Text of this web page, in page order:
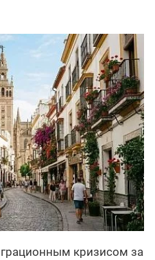
кризисом за